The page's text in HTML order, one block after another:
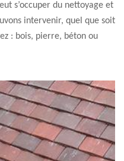
s’occuper du nettoyage et
intervenir, quel que soit
: bois, pierre, béton ou